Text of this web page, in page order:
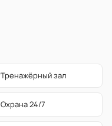
Тренажёрный зал
Охрана 24/7